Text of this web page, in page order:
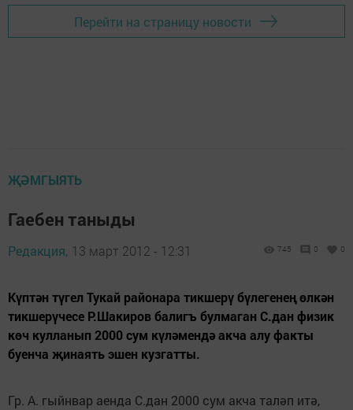
Перейти на страницу новости
ҖӘМГЫЯТЬ
Гаебен таныды
Редакция, 13 март 2012 - 12:31 745 0 0
Күптән түгел Тукай районара тикшерү бүлегенең өлкән
тикшерүчесе Р.Шакиров балигъ булмаган С.дан физик
көч кулланып 2000 сум күләмендә акча алу факты
буенча җинаять эшен кузгатты.
Гр. А. гыйнвар аенда С.дан 2000 сум акча таләп итә,